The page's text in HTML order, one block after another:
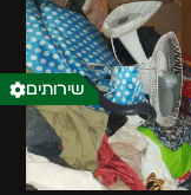
שירותים